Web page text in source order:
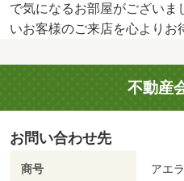
で気になるお部屋がございま
いお客様のご来店を心よりお
不動産
お問い合わせ先
商号 アエ